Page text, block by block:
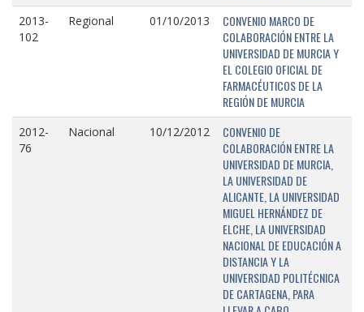
2013-
102
Regional 01/10/2013
CONVENIO MARCO DE
COLABORACIÓN ENTRE LA
UNIVERSIDAD DE MURCIA Y
EL COLEGIO OFICIAL DE
FARMACÉUTICOS DE LA
REGIÓN DE MURCIA
2012-
76
Nacional 10/12/2012
CONVENIO DE
COLABORACIÓN ENTRE LA
UNIVERSIDAD DE MURCIA,
LA UNIVERSIDAD DE
ALICANTE, LA UNIVERSIDAD
MIGUEL HERNÁNDEZ DE
ELCHE, LA UNIVERSIDAD
NACIONAL DE EDUCACIÓN A
DISTANCIA Y LA
UNIVERSIDAD POLITÉCNICA
DE CARTAGENA, PARA